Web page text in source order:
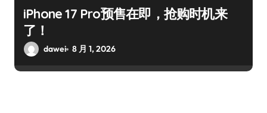
iPhone 17 Pro预售在即，抢购时机来
了！
dawei 8 月 1, 2026